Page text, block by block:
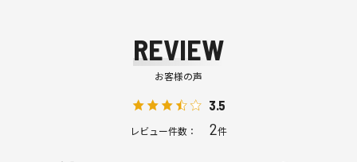
REVIEW
お客様の声
3.5
レビュー件数： 2件